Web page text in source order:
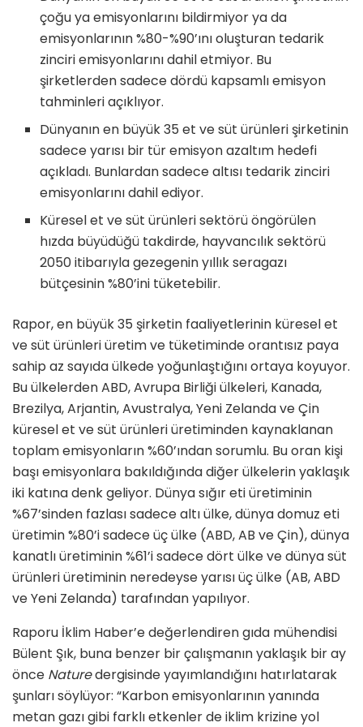
çoğu ya emisyonlarını bildirmiyor ya da
emisyonlarının %80-%90’ını oluşturan tedarik
zinciri emisyonlarını dahil etmiyor. Bu
şirketlerden sadece dördü kapsamlı emisyon
tahminleri açıklıyor.
Dünyanın en büyük 35 et ve süt ürünleri şirketinin
sadece yarısı bir tür emisyon azaltım hedefi
açıkladı. Bunlardan sadece altısı tedarik zinciri
emisyonlarını dahil ediyor.
Küresel et ve süt ürünleri sektörü öngörülen
hızda büyüdüğü takdirde, hayvancılık sektörü
2050 itibarıyla gezegenin yıllık seragazı
bütçesinin %80’ini tüketebilir.
Rapor, en büyük 35 şirketin faaliyetlerinin küresel et
ve süt ürünleri üretim ve tüketiminde orantısız paya
sahip az sayıda ülkede yoğunlaştığını ortaya koyuyor.
Bu ülkelerden ABD, Avrupa Birliği ülkeleri, Kanada,
Brezilya, Arjantin, Avustralya, Yeni Zelanda ve Çin
küresel et ve süt ürünleri üretiminden kaynaklanan
toplam emisyonların %60’ından sorumlu. Bu oran kişi
başı emisyonlara bakıldığında diğer ülkelerin yaklaşık
iki katına denk geliyor. Dünya sığır eti üretiminin
%67’sinden fazlası sadece altı ülke, dünya domuz eti
üretimin %80’i sadece üç ülke (ABD, AB ve Çin), dünya
kanatlı üretiminin %61’i sadece dört ülke ve dünya süt
ürünleri üretiminin neredeyse yarısı üç ülke (AB, ABD
ve Yeni Zelanda) tarafından yapılıyor.
Raporu İklim Haber’e değerlendiren gıda mühendisi
Bülent Şık, buna benzer bir çalışmanın yaklaşık bir ay
önce Naturedergisinde yayımlandığını hatırlatarak
şunları söylüyor: “Karbon emisyonlarının yanında
metan gazı gibi farklı etkenler de iklim krizine yol